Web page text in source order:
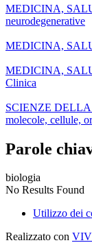
MEDICINA,
neurodegenerative
MEDICINA,
MEDICINA,
Clinica
SCIENZE
molecole, cellule,
Parole
biologia
No Results Found
Utilizzo dei
Realizzato con